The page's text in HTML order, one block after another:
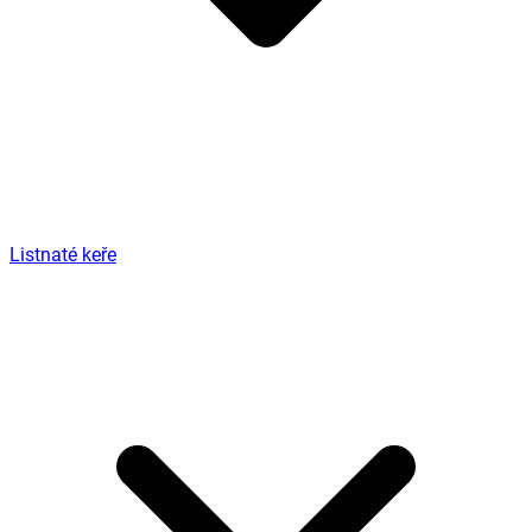
Listnaté keře